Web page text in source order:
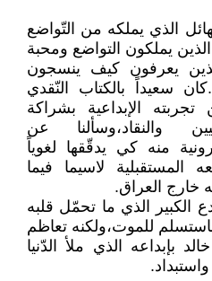
الذي يملكه من التّواضع
يملكون التواضع ومحبة
يعرفون كيف ينسجون
سعيداً بالكتاب النّقدي
الإبداعية بشراكة
والنقاد،وسألنا عن
منه كي يدقّقها لغوياً
المستقبلية لاسيما فيما
خارج العراق.
الكبير الذي ما تحمّل قلبه
للموت،ولكنه تعاظم
بإبداعه الذي ملأ الدّنيا